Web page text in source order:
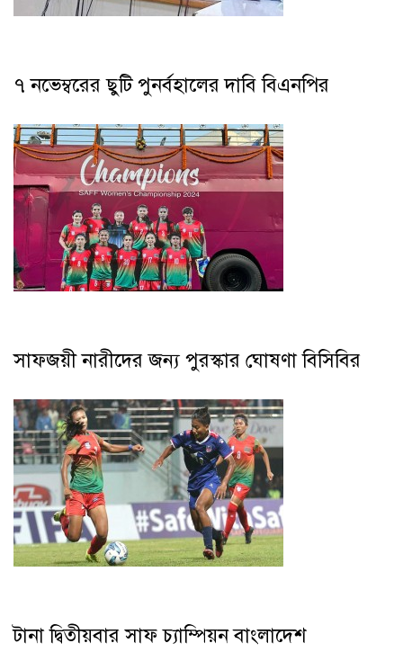
৭ নভেম্বরের ছুটি পুনর্বহালের দাবি বিএনপির
সাফজয়ী নারীদের জন্য পুরস্কার ঘোষণা বিসিবির
টানা দ্বিতীয়বার সাফ চ্যাম্পিয়ন বাংলাদেশ